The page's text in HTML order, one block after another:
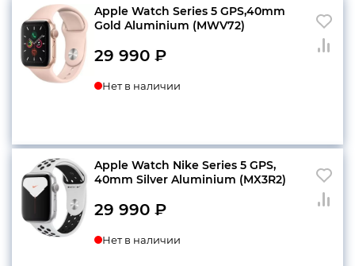
Apple Watch Series 5 GPS,40mm
Gold Aluminium (MWV72)
29 990 ₽
Нет в наличии
Apple Watch Nike Series 5 GPS,
40mm Silver Aluminium (MX3R2)
29 990 ₽
Нет в наличии